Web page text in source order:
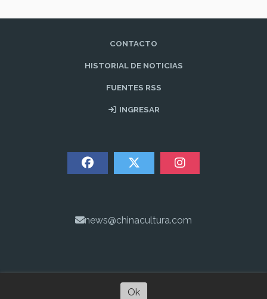
CONTACTO
HISTORIAL DE NOTICIAS
FUENTES RSS
INGRESAR
news@chinacultura.com
Ok